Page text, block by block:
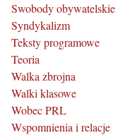
Swobody obywatelskie
Syndykalizm
Teksty programowe
Teoria
Walka zbrojna
Walki klasowe
Wobec PRL
Wspomnienia i relacje